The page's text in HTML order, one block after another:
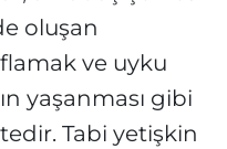
oluşan
ve uyku
yaşanması gibi
Tabi yetişkin